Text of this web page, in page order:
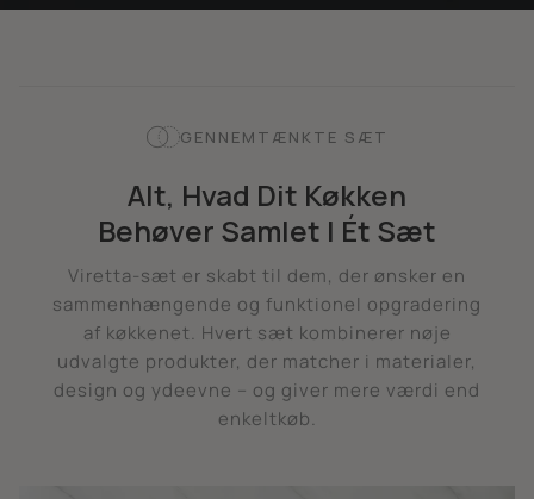
GENNEMTÆNKTE SÆT
Alt, Hvad Dit Køkken
Behøver Samlet I Ét Sæt
Viretta-sæt er skabt til dem, der ønsker en
sammenhængende og funktionel opgradering
af køkkenet. Hvert sæt kombinerer nøje
udvalgte produkter, der matcher i materialer,
design og ydeevne – og giver mere værdi end
enkeltkøb.